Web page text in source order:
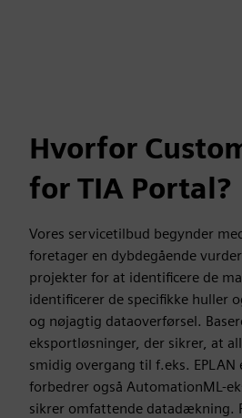
Hvorfor
for TIA Portal?
Vores servicetilbud begynder
foretager en dybdegående
projekter for at identificere de
identificerer de specifikke huller
og nøjagtig dataoverførsel.
eksportløsninger, der sikrer, at
smidig overgang til f.eks.
forbedrer også AutomationML-
sikrer omfattende datadækning.